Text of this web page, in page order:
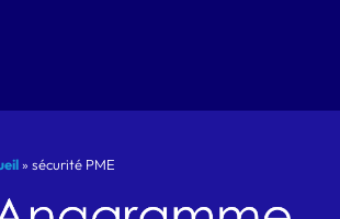
» sécurité PME